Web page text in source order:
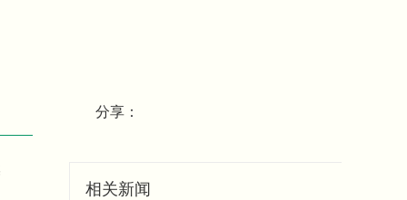
分享：
相关新闻